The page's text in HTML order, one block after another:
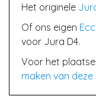
Het originele
Of ons eigen
voor Jura D4.
Voor het
maken van